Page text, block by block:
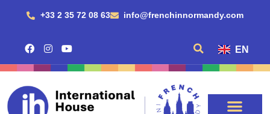
+33 2 35 72 08 63 info@frenchinnormandy.com
EN